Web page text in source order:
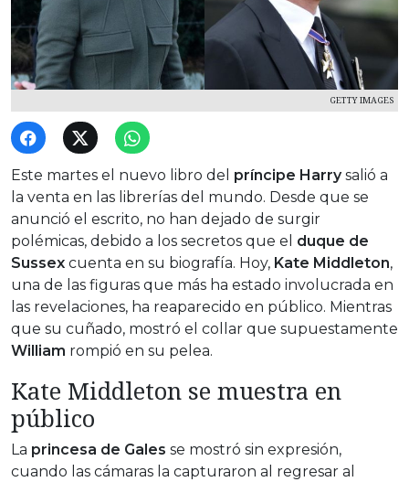
GETTY IMAGES
Este martes el nuevo libro del príncipe Harrysalió a
la venta en las librerías del mundo. Desde que se
anunció el escrito, no han dejado de surgir
polémicas, debido a los secretos que el duque de
Sussex cuenta en su biografía. Hoy, Kate Middleton,
una de las figuras que más ha estado involucrada en
las revelaciones, ha reaparecido en público. Mientras
que su cuñado, mostró el collar que supuestamente
William rompió en su pelea.
Kate Middleton se muestra en
público
La princesa de Gales se mostró sin expresión,
cuando las cámaras la capturaron al regresar al